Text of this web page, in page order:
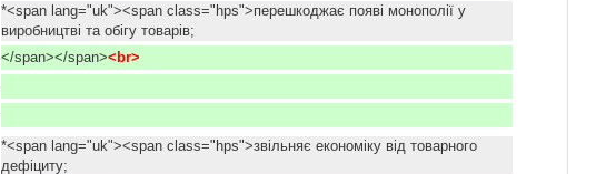
*<span lang="uk"><span class="hps">перешкоджає появі монополії у
виробництві та обігу товарів;
</span></span><br>
*<span lang="uk"><span class="hps">звільняє економіку від товарного
дефіциту;